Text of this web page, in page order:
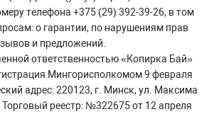
телефона +375 (29) 392-39-26, в том
о гарантии, по нарушениям прав
и предложений.
ответственностью «Копирка Бай»
Мингорисполкомом 9 февраля
адрес: 220123, г. Минск, ул. Максима
реестр: №322675 от 12 апреля